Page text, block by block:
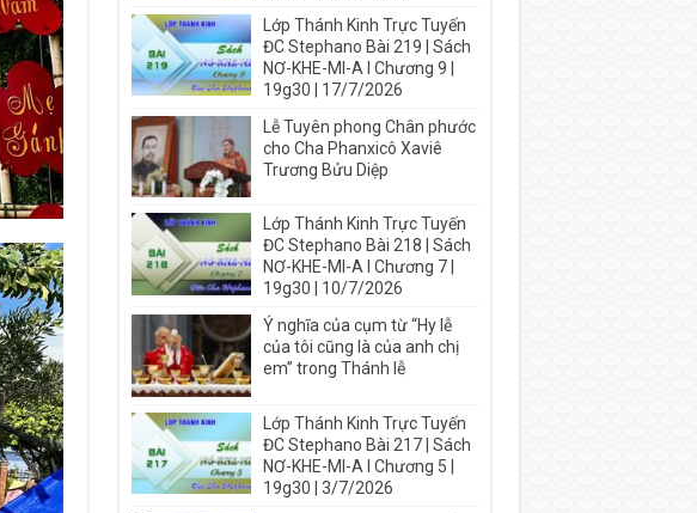
Lớp Thánh Kinh Trực Tuyến
ĐC Stephano Bài 219 | Sách
NƠ-KHE-MI-A I Chương 9 |
19g30 | 17/7/2026
Lễ Tuyên phong Chân phước
cho Cha Phanxicô Xaviê
Trương Bửu Diệp
Lớp Thánh Kinh Trực Tuyến
ĐC Stephano Bài 218 | Sách
NƠ-KHE-MI-A I Chương 7 |
19g30 | 10/7/2026
Ý nghĩa của cụm từ “Hy lễ
của tôi cũng là của anh chị
em” trong Thánh lễ
Lớp Thánh Kinh Trực Tuyến
ĐC Stephano Bài 217 | Sách
NƠ-KHE-MI-A I Chương 5 |
19g30 | 3/7/2026